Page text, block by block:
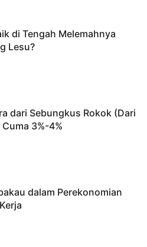
di Tengah Melemahnya
Lesu?
dari Sebungkus Rokok (Dari
3%-4%
dalam Perekonomian